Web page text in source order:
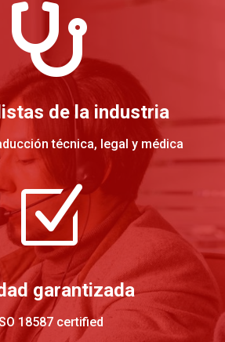

de la industria
técnica, legal y médica
Z
garantizada
18587 certified